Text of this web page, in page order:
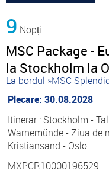
9 Nopți
MSC Package -
la Stockholm la
La bordul »MSC
Plecare: 30.08.2028
Itinerar : Stockholm -
Warnemünde - Ziua de
Kristiansand - Oslo
MXPCR10000196529